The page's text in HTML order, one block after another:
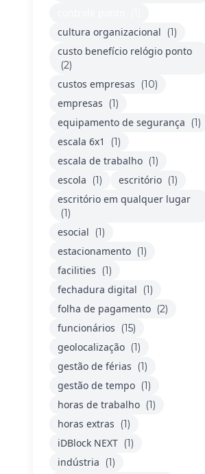
cultura organizacional (1)
custo benefício relógio ponto
(2)
custos empresas (10)
empresas (1)
equipamento de segurança (1)
escala 6x1 (1)
escala de trabalho (1)
escola (1) escritório (1)
escritório em qualquer lugar
(1)
esocial (1)
estacionamento (1)
facilities (1)
fechadura digital (1)
folha de pagamento (2)
funcionários (15)
geolocalização (1)
gestão de férias (1)
gestão de tempo (1)
horas de trabalho (1)
horas extras (1)
iDBlock NEXT (1)
indústria (1)